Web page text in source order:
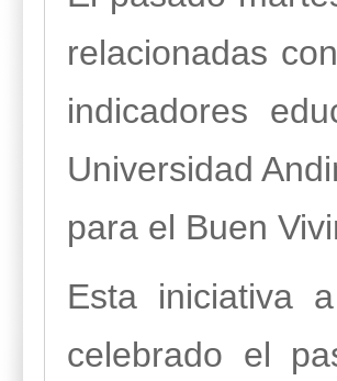
relacionadas
indicadores
Universidad
para el Buen
Esta iniciativa
celebrado el